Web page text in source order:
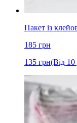
Пакет із
185 грн
135 грн(Від